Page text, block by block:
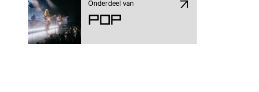
Onderdeel van
Pop